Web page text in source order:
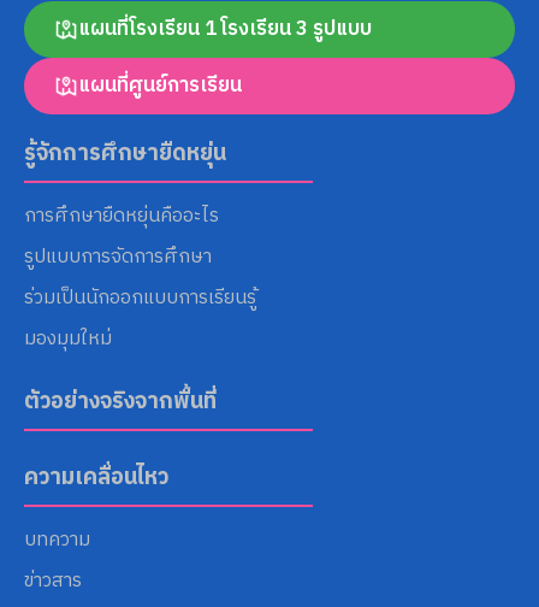
แผนที่โรงเรียน 1 โรงเรียน 3 รูปแบบ
แผนที่ศูนย์การเรียน
รู้จักการศึกษายืดหยุ่น
การศึกษายืดหยุ่นคืออะไร
รูปแบบการจัดการศึกษา
ร่วมเป็นนักออกแบบการเรียนรู้
มองมุมใหม่
ตัวอย่างจริงจากพื้นที่
ความเคลื่อนไหว
บทความ
ข่าวสาร